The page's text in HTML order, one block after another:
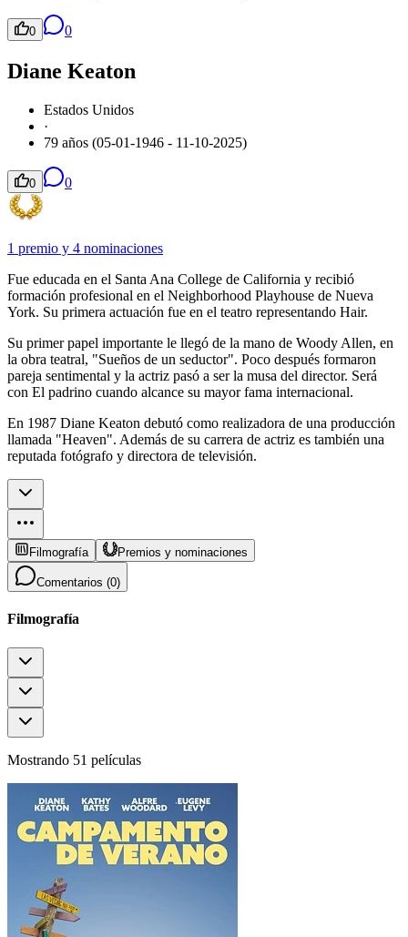
0 0
Diane Keaton
Estados Unidos
·
79 años (05-01-1946 - 11-10-2025)
0 0
1 premio y 4 nominaciones
Fue educada en el Santa Ana College de California y recibió
formación profesional en el Neighborhood Playhouse de Nueva
York. Su primera actuación fue en el teatro representando Hair.
Su primer papel importante le llegó de la mano de Woody Allen, en
la obra teatral, "Sueños de un seductor". Poco después formaron
pareja sentimental y la actriz pasó a ser la musa del director. Será
con El padrino cuando alcance su mayor fama internacional.
En 1987 Diane Keaton debutó como realizadora de una producción
llamada "Heaven". Además de su carrera de actriz es también una
reputada fotógrafo y directora de televisión.
Filmografía Premios y nominaciones
Comentarios (0)
Filmografía
Mostrando 51 películas